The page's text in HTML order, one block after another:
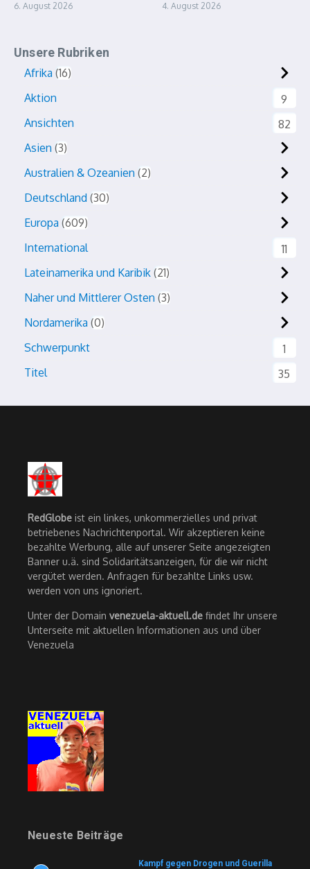
6. August 2026 4. August 2026
Unsere Rubriken
Afrika 16
Aktion
9
Ansichten
82
Asien 3
Australien & Ozeanien 2
Deutschland 30
Europa 609
International
11
Lateinamerika und Karibik 21
Naher und Mittlerer Osten 3
Nordamerika 0
Schwerpunkt
1
Titel
35
RedGlobe ist ein linkes, unkommerzielles und privat
betriebenes Nachrichtenportal. Wir akzeptieren keine
bezahlte Werbung, alle auf unserer Seite angezeigten
Banner u.ä. sind Solidaritätsanzeigen, für die wir nicht
vergütet werden. Anfragen für bezahlte Links usw.
werden von uns ignoriert.
Unter der Domain venezuela-aktuell.de findet Ihr unsere
Unterseite mit aktuellen Informationen aus und über
Venezuela
Neueste Beiträge
Kampf gegen Drogen und Guerilla